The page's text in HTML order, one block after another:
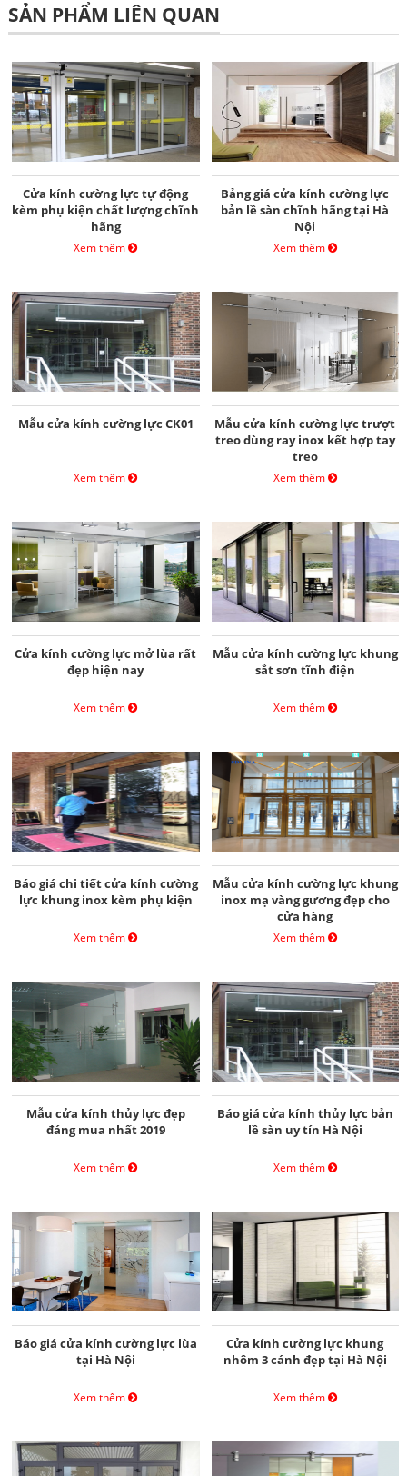
SẢN PHẨM LIÊN QUAN
Cửa kính cường lực tự động
kèm phụ kiện chất lượng chĩnh
hãng
Xem thêm
Bảng giá cửa kính cường lực
bản lề sàn chĩnh hãng tại Hà
Nội
Xem thêm
Mẫu cửa kính cường lực CK01
Xem thêm
Mẫu cửa kính cường lực trượt
treo dùng ray inox kết hợp tay
treo
Xem thêm
Cửa kính cường lực mở lùa rất
đẹp hiện nay
Xem thêm
Mẫu cửa kính cường lực khung
sắt sơn tĩnh điện
Xem thêm
Báo giá chi tiết cửa kính cường
lực khung inox kèm phụ kiện
Xem thêm
Mẫu cửa kính cường lực khung
inox mạ vàng gương đẹp cho
cửa hàng
Xem thêm
Mẫu cửa kính thủy lực đẹp
đáng mua nhất 2019
Xem thêm
Báo giá cửa kính thủy lực bản
lề sàn uy tín Hà Nội
Xem thêm
Báo giá cửa kính cường lực lùa
tại Hà Nội
Xem thêm
Cửa kính cường lực khung
nhôm 3 cánh đẹp tại Hà Nội
Xem thêm